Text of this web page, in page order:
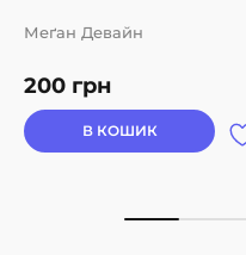
200 грн
Меґан Девайн
В КОШИК